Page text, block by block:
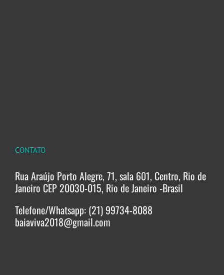
CONTATO
Rua Araújo Porto Alegre, 71, sala 601, Centro, Rio de
Janeiro CEP 20030-015, Rio de Janeiro -Brasil
Telefone/Whatsapp: (21) 99734-8088
baiaviva2018@gmail.com